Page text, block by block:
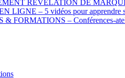
RÉVÉLATION DE MARQUE
LIGNE – 5 vidéos pour apprendre
& FORMATIONS – Conférences-